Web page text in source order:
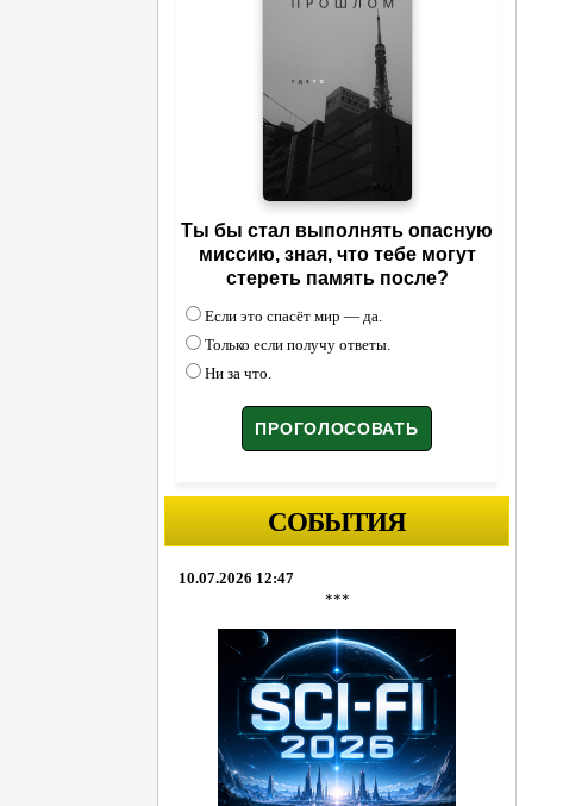
Ты бы стал выполнять опасную
миссию, зная, что тебе могут
стереть память после?
Если это спасёт мир — да.
Только если получу ответы.
Ни за что.
СОБЫТИЯ
10.07.2026 12:47
***